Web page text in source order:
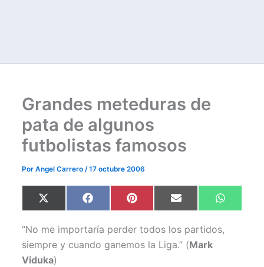
Grandes meteduras de
pata de algunos
futbolistas famosos
PorAngel Carrero/17 octubre 2006
Compartir
en
X
(
w
i
t
t
e
Compartir
en
F
a
e
b
o
o
Compartir
en
P
i
t
e
r
e
Compartir
en
E
m
i
l
en
W
h
“No me importaría perder todos los partidos,
siempre y cuando ganemos la Liga.” (Mark
Viduka)